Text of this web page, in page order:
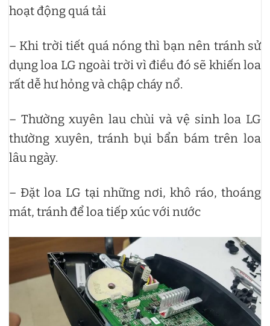
hoạt động quá tải
– Khi trời tiết quá nóng thì bạn nên tránh sử
dụng loa LG ngoài trời vì điều đó sẽ khiến loa
rất dễ hư hỏng và chập cháy nổ.
– Thường xuyên lau chùi và vệ sinh loa LG
thường xuyên, tránh bụi bẩn bám trên loa
lâu ngày.
– Đặt loa LG tại những nơi, khô ráo, thoáng
mát, tránh để loa tiếp xúc với nước